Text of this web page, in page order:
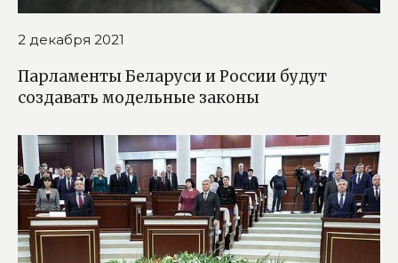
2 декабря 2021
Парламенты Беларуси и России будут
создавать модельные законы